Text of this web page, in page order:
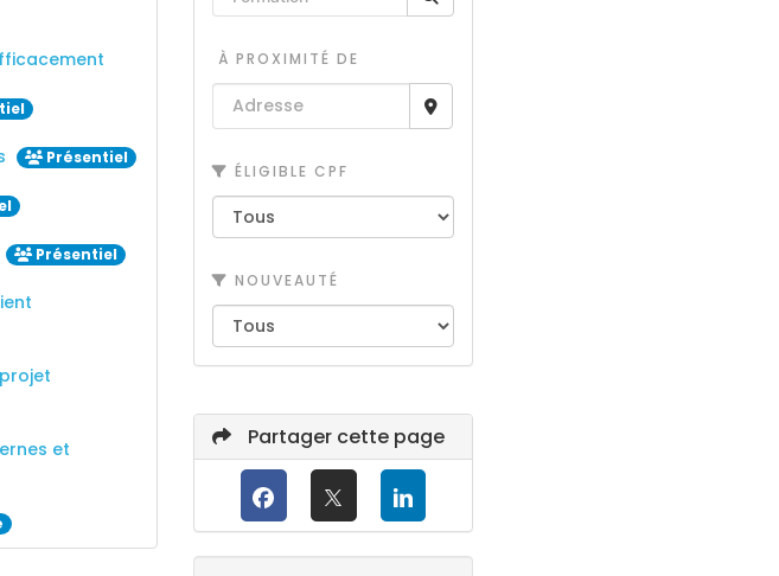
Présentiel
Présentiel
et
À PROXIMITÉ DE
ÉLIGIBLE CPF
NOUVEAUTÉ
Partager cette page